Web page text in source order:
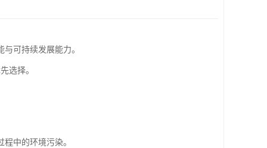
可持续发展能力。
选择。
中的环境污染。